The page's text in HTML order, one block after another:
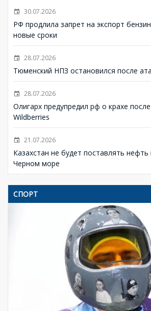
30.07.2026
РФ продлила запрет на экспорт
новые сроки
28.07.2026
Тюменский НПЗ остановился после
28.07.2026
Олигарх предупредил рф о крахе
Wildberries
21.07.2026
Казахстан не будет поставлять
Черном море
СПОРТ